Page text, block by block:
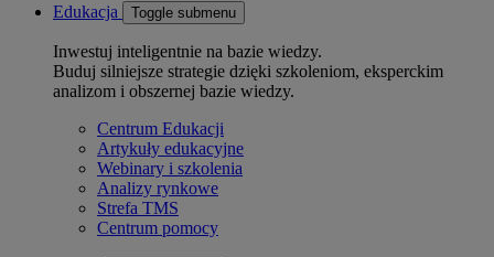
Edukacja Toggle submenu
Inwestuj inteligentnie na bazie wiedzy.
Buduj silniejsze strategie dzięki szkoleniom, eksperckim
analizom i obszernej bazie wiedzy.
Centrum Edukacji
Artykuły edukacyjne
Webinary i szkolenia
Analizy rynkowe
Strefa TMS
Centrum pomocy